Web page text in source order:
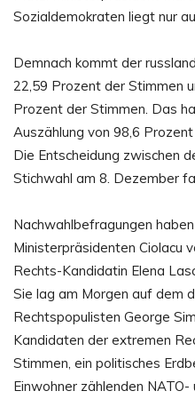
Sozialdemokraten liegt nur
Demnach kommt der
22,59 Prozent der Stimmen
Prozent der Stimmen. Das
Auszählung von 98,6
Die Entscheidung zwischen
Stichwahl am 8. Dezember
Nachwahlbefragungen
Ministerpräsidenten Ciolacu
Rechts-Kandidatin Elena
Sie lag am Morgen auf dem
Rechtspopulisten George
Kandidaten der extremen
Stimmen, ein politisches
Einwohner zählenden NATO-